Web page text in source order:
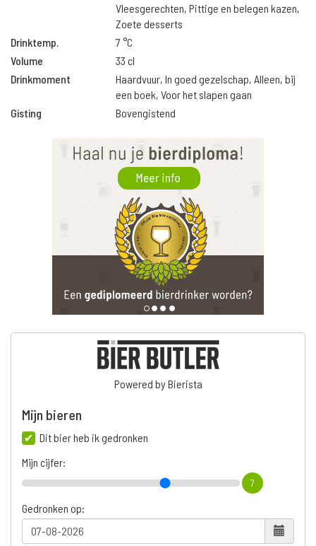
Vleesgerechten, Pittige en belegen kazen,
Zoete desserts
Drinktemp.
7 °C
Volume
33 cl
Drinkmoment
Haardvuur, In goed gezelschap, Alleen, bij
een boek, Voor het slapen gaan
Gisting
Bovengistend
Powered by Bierista
Mijn bieren
Dit bier heb ik gedronken
Mijn cijfer:
7
Gedronken op: